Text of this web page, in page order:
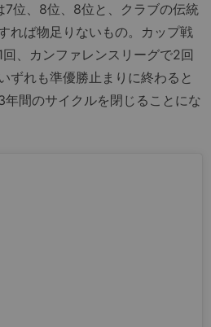
7位、8位、8位と、クラブの伝統
れば物足りないもの。カップ戦
、カンファレンスリーグで2回
ずれも準優勝止まりに終わると
間のサイクルを閉じることにな